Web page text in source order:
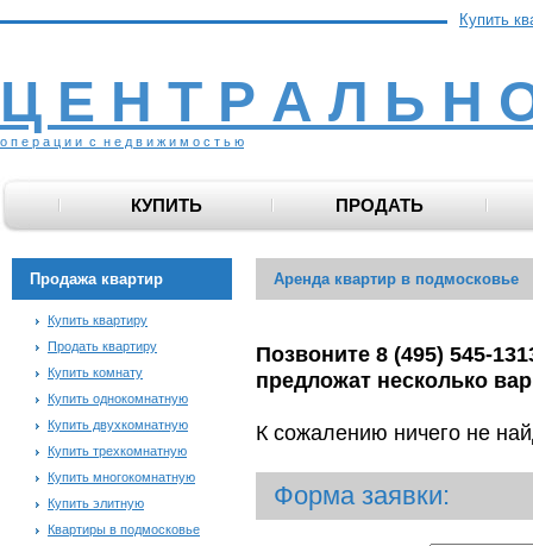
Купить
Ц Е Н Т Р А Л Ь Н
о п е р а ц и и с н е д в и ж и м о с т ь ю
КУПИТЬ ПРОДАТЬ
Продажа квартир
Купить квартиру
Продать квартиру
Купить комнату
Купить однокомнатную
Купить двухкомнатную
Купить трехкомнатную
Купить многокомнатную
Купить элитную
Квартиры в подмосковье
Аренда квартир в подмосковье
Позвоните 8 (495) 545-
предложат несколько
К сожалению ничего не
Форма заявки: